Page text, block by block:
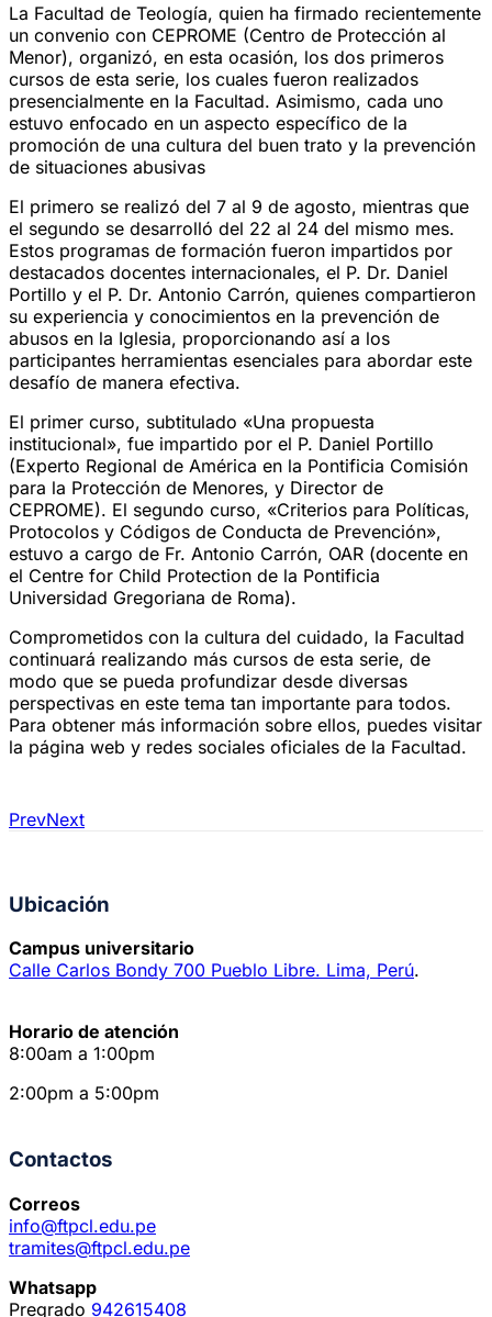
La Facultad de Teología, quien ha firmado recientemente
un convenio con CEPROME (Centro de Protección al
Menor), organizó, en esta ocasión, los dos primeros
cursos de esta serie, los cuales fueron realizados
presencialmente en la Facultad. Asimismo, cada uno
estuvo enfocado en un aspecto específico de la
promoción de una cultura del buen trato y la prevención
de situaciones abusivas
El primero se realizó del 7 al 9 de agosto, mientras que
el segundo se desarrolló del 22 al 24 del mismo mes.
Estos programas de formación fueron impartidos por
destacados docentes internacionales, el P. Dr. Daniel
Portillo y el P. Dr. Antonio Carrón, quienes compartieron
su experiencia y conocimientos en la prevención de
abusos en la Iglesia, proporcionando así a los
participantes herramientas esenciales para abordar este
desafío de manera efectiva.
El primer curso, subtitulado «Una propuesta
institucional», fue impartido por el P. Daniel Portillo
(Experto Regional de América en la Pontificia Comisión
para la Protección de Menores, y Director de
CEPROME). El segundo curso, «Criterios para Políticas,
Protocolos y Códigos de Conducta de Prevención»,
estuvo a cargo de Fr. Antonio Carrón, OAR (docente en
el Centre for Child Protection de la Pontificia
Universidad Gregoriana de Roma).
Comprometidos con la cultura del cuidado, la Facultad
continuará realizando más cursos de esta serie, de
modo que se pueda profundizar desde diversas
perspectivas en este tema tan importante para todos.
Para obtener más información sobre ellos, puedes visitar
la página web y redes sociales oficiales de la Facultad.
PrevNext
Ubicación
Campus universitario
Calle Carlos Bondy 700 Pueblo Libre. Lima, Perú.
Horario de atención
8:00am a 1:00pm
2:00pm a 5:00pm
Contactos
Correos
info@ftpcl.edu.pe
tramites@ftpcl.edu.pe
Whatsapp
Pregrado 942615408